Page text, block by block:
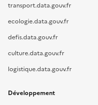
transport.data.gouv.fr
ecologie.data.gouv.fr
defis.data.gouv.fr
culture.data.gouv.fr
logistique.data.gouv.fr
Développement